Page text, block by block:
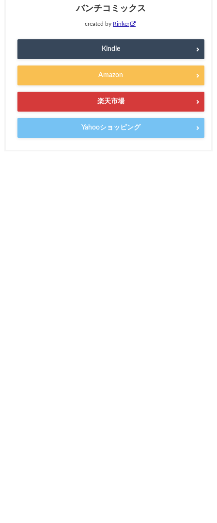
バンチコミックス
created by Rinker
Kindle
Amazon
楽天市場
Yahooショッピング